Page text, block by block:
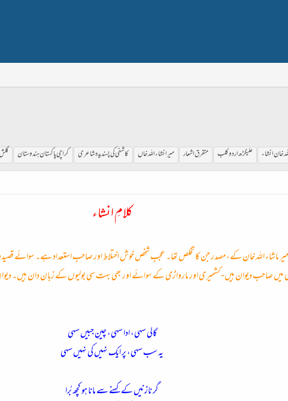
خان انشاء علیگڑھ اردو کلب متفرق اشعار میر انشاء اللہ خاں کاشفی کی پسندیدہ شاعری کراچی پاکستان ہندوستان
کلامِ انشاء
میر ماشاء اللہ خان کے، مصدر جن کا تخلص تھا۔ عجب شخص خوش اختلاط اور صاحب استعداد ہے۔ سوائے
میں صاحب دیوان ہیں- کشمیری اور مارواڑی کے سوائے اور بھی بہت سی بولیوں کے زبان دان ہیں۔
گالی سہی، ادا سہی، چینِ جبیں سہی
یہ سب سہی، پر ایک نہیں کی نہیں سہی
گر نازنیں کے کہنے سے مانا ہو کچھ بُرا